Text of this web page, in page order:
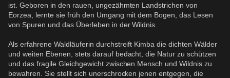
ist. Geboren in den rauen, ungezähmten Landstrichen von
Eorzea, lernte sie früh den Umgang mit dem Bogen, das Lesen
von Spuren und das Überleben in der Wildnis.
Als erfahrene Waldläuferin durchstreift Kimba die dichten Wälder
und weiten Ebenen, stets darauf bedacht, die Natur zu schützen
und das fragile Gleichgewicht zwischen Mensch und Wildnis zu
bewahren. Sie stellt sich unerschrocken jenen entgegen, die